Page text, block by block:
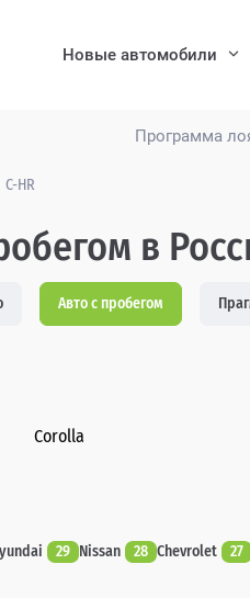
Программа
Новые автомобили
C-HR
в
Авто с пробегом
Corolla
29 Nissan 28 Chevrolet 27